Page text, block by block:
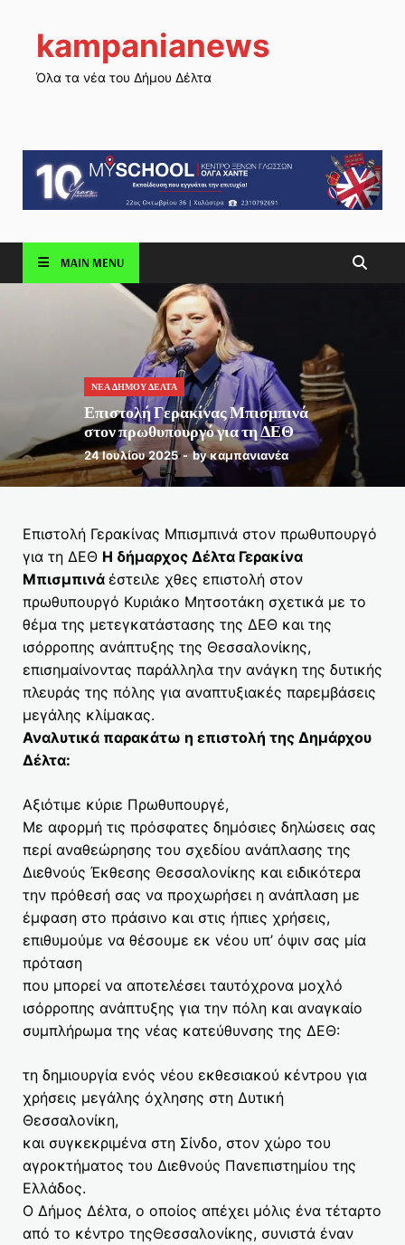
kampanianews
Όλα τα νέα του Δήμου Δέλτα
MAIN MENU
ΝΕΑ ΔΗΜΟΥ ΔΕΛΤΑ
Επιστολή Γερακίνας Μπισμπινά
στον πρωθυπουργό για τη ΔΕΘ
24 Ιουλίου 2025-byκαμπανιανέα
Επιστολή Γερακίνας Μπισμπινά στον πρωθυπουργό
για τη ΔΕΘ Η δήμαρχος Δέλτα Γερακίνα
Μπισμπινά έστειλε χθες επιστολή στον
πρωθυπουργό Κυριάκο Μητσοτάκη σχετικά με το
θέμα της μετεγκατάστασης της ΔΕΘ και της
ισόρροπης ανάπτυξης της Θεσσαλονίκης,
επισημαίνοντας παράλληλα την ανάγκη της δυτικής
πλευράς της πόλης για αναπτυξιακές παρεμβάσεις
μεγάλης κλίμακας.
Αναλυτικά παρακάτω η επιστολή της Δημάρχου
Δέλτα:
Αξιότιμε κύριε Πρωθυπουργέ,
Με αφορμή τις πρόσφατες δημόσιες δηλώσεις σας
περί αναθεώρησης του σχεδίου ανάπλασης της
Διεθνούς Έκθεσης Θεσσαλονίκης και ειδικότερα
την πρόθεσή σας να προχωρήσει η ανάπλαση με
έμφαση στο πράσινο και στις ήπιες χρήσεις,
επιθυμούμε να θέσουμε εκ νέου υπ’ όψιν σας μία
πρόταση
που μπορεί να αποτελέσει ταυτόχρονα μοχλό
ισόρροπης ανάπτυξης για την πόλη και αναγκαίο
συμπλήρωμα της νέας κατεύθυνσης της ΔΕΘ:
τη δημιουργία ενός νέου εκθεσιακού κέντρου για
χρήσεις μεγάλης όχλησης στη Δυτική
Θεσσαλονίκη,
και συγκεκριμένα στη Σίνδο, στον χώρο του
αγροκτήματος του Διεθνούς Πανεπιστημίου της
Ελλάδος.
Ο Δήμος Δέλτα, ο οποίος απέχει μόλις ένα τέταρτο
από το κέντρο τηςΘεσσαλονίκης, συνιστά έναν